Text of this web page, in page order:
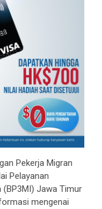
Pekerja Migran
Pelayanan
(BP3MI) Jawa Timur
mengenai